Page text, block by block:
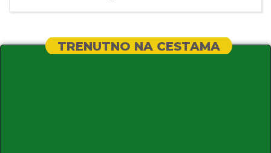
TRENUTNO NA CESTAMA